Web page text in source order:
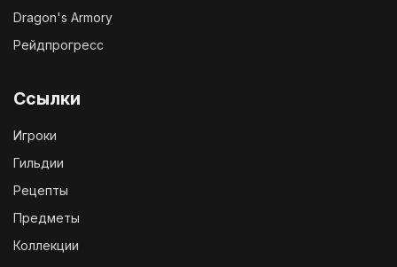
Dragon's Armory
Рейдпрогресс
Ссылки
Игроки
Гильдии
Рецепты
Предметы
Коллекции